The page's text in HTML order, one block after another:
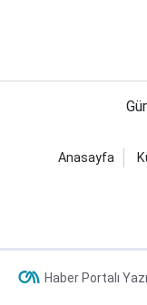
Anasayfa
Haber Portalı